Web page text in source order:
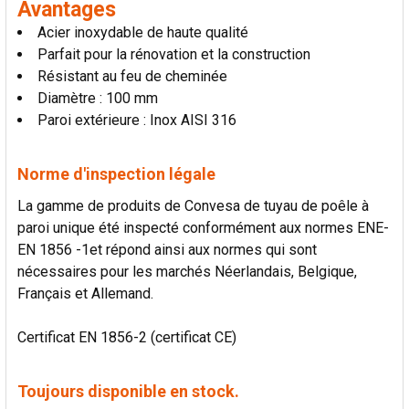
AU PANIER
Avantages
Acier inoxydable de haute qualité
Parfait pour la rénovation et la construction
Résistant au feu de cheminée
Diamètre : 100 mm
Paroi extérieure : Inox AISI 316
Norme d'inspection légale
La gamme de produits de Convesa de tuyau de poêle à
paroi unique été inspecté conformément aux normes ENE-
EN 1856 -1et répond ainsi aux normes qui sont
nécessaires pour les marchés Néerlandais, Belgique,
Français et Allemand.
Certificat EN 1856-2 (certificat CE)
Toujours disponible en stock.